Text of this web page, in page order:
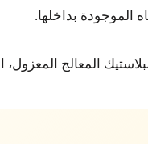
الموجودة بداخلها.
المعالج المعزول،